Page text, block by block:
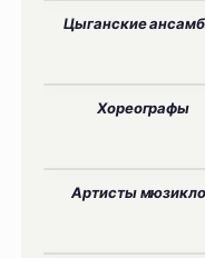
Цыганские
Хореографы
Артисты